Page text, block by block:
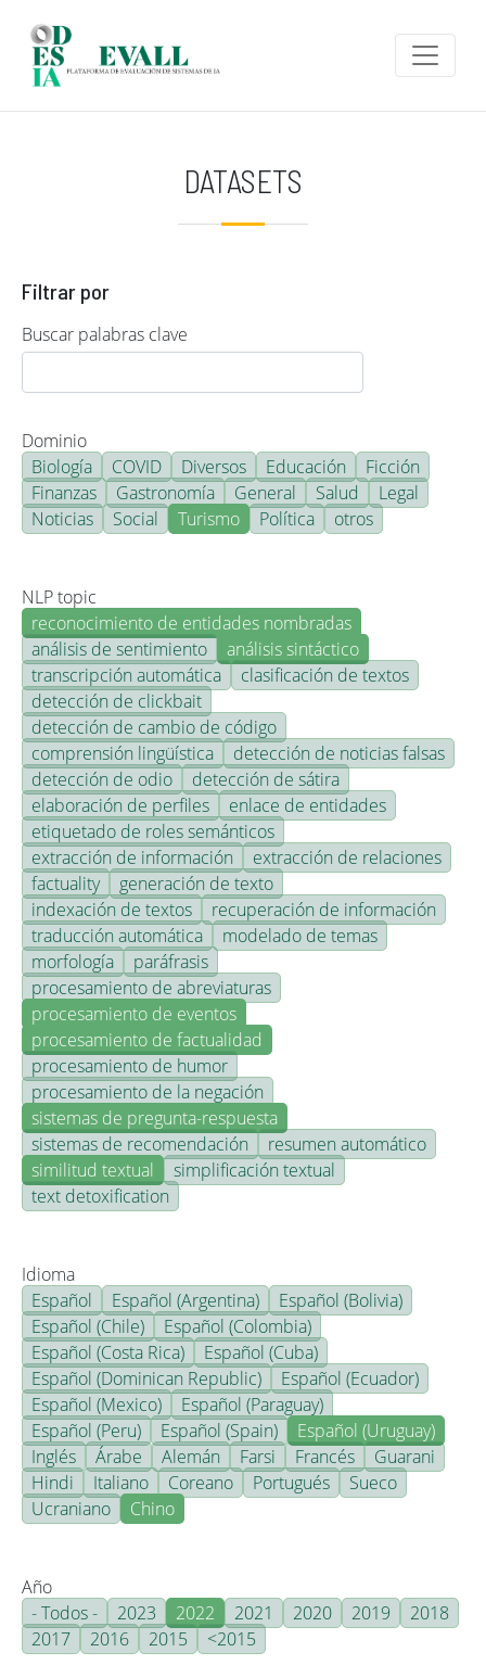
DATASETS
Filtrar por
Buscar palabras clave
Dominio
Biología
COVID Diversos Educación
Ficción
Finanzas
Gastronomía General Salud
Legal
Noticias
Social Turismo Política otros
NLP topic
reconocimiento de entidades nombradas
análisis de sentimiento
análisis sintáctico
transcripción automática
clasificación de textos
detección de clickbait
detección de cambio de código
comprensión lingüística
detección de noticias falsas
detección de odio
detección de sátira
elaboración de perfiles
enlace de entidades
etiquetado de roles semánticos
extracción de información
extracción de relaciones
factuality
generación de texto
indexación de textos
recuperación de información
traducción automática
modelado de temas
morfología
paráfrasis
procesamiento de abreviaturas
procesamiento de eventos
procesamiento de factualidad
procesamiento de humor
procesamiento de la negación
sistemas de pregunta-respuesta
sistemas de recomendación
resumen automático
similitud textual
simplificación textual
text detoxification
Idioma
Español
Español (Argentina)
Español (Bolivia)
Español (Chile)
Español (Colombia)
Español (Costa Rica)
Español (Cuba)
Español (Dominican Republic)
Español (Ecuador)
Español (Mexico)
Español (Paraguay)
Español (Peru)
Español (Spain)
Español (Uruguay)
Inglés
Árabe Alemán Farsi Francés
Guarani
Hindi
Italiano Coreano Portugués
Sueco
Ucraniano
Chino
Año
- Todos -
2023 2022 2021 2020 2019
2018
2017
2016 2015 <2015